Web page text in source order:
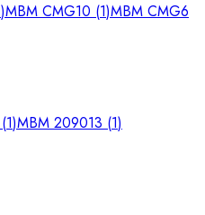
)MBM CMG10 (1)MBM CMG6
(1)MBM 209013 (1)